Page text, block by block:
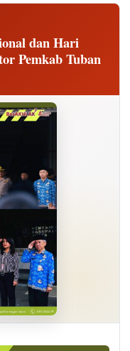
dan Hari
Pemkab Tuban